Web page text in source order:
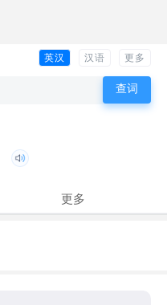
英汉 汉语 更多
更多